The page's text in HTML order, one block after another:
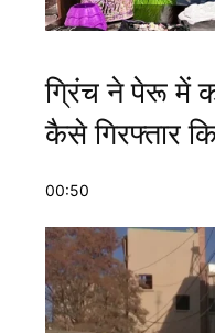
ग्रिंच ने पेरू में
कैसे गिरफ्तार
00:50